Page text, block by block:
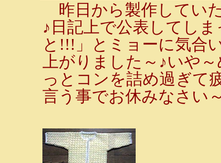
昨日から製作してい
♪日記上で公表してし
と!!!」とミョーに気合
上がりました～♪いや
っとコンを詰め過ぎて
言う事でお休みなさい